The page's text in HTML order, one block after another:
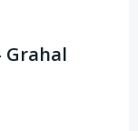
Grahal